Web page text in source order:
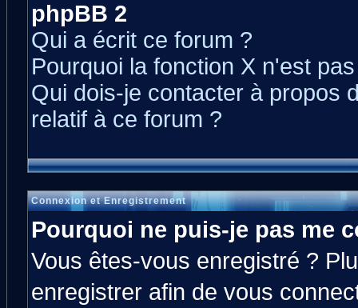
phpBB 2
Qui a écrit ce forum ?
Pourquoi la fonction X n'est
Qui dois-je contacter à propos
relatif à ce forum ?
Connexion et Enregistrement
Pourquoi ne puis-je pas me
Vous êtes-vous enregistré ?
enregistrer afin de vous